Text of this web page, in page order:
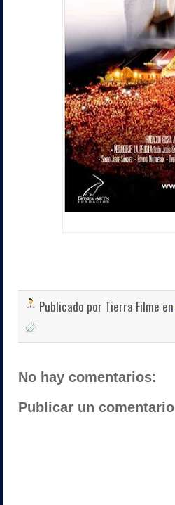
Publicado por Tierra Filme en
No hay comentarios:
Publicar un comentario